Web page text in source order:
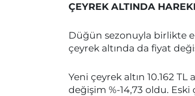
ÇEYREK ALTINDA
Düğün sezonuyla birlikte
çeyrek altında da fiyat
Yeni çeyrek altın 10.162 TL
değişim %-14,73 oldu. Eski